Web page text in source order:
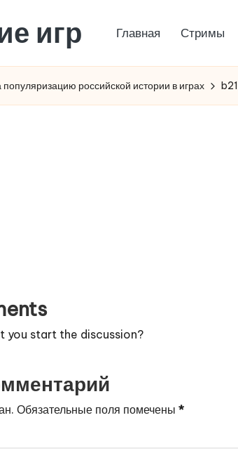
игр Главная Стримы
российской истории в играх
you start the discussion?
Обязательные поля помечены*